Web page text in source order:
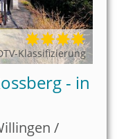
Klassifizierung
- in